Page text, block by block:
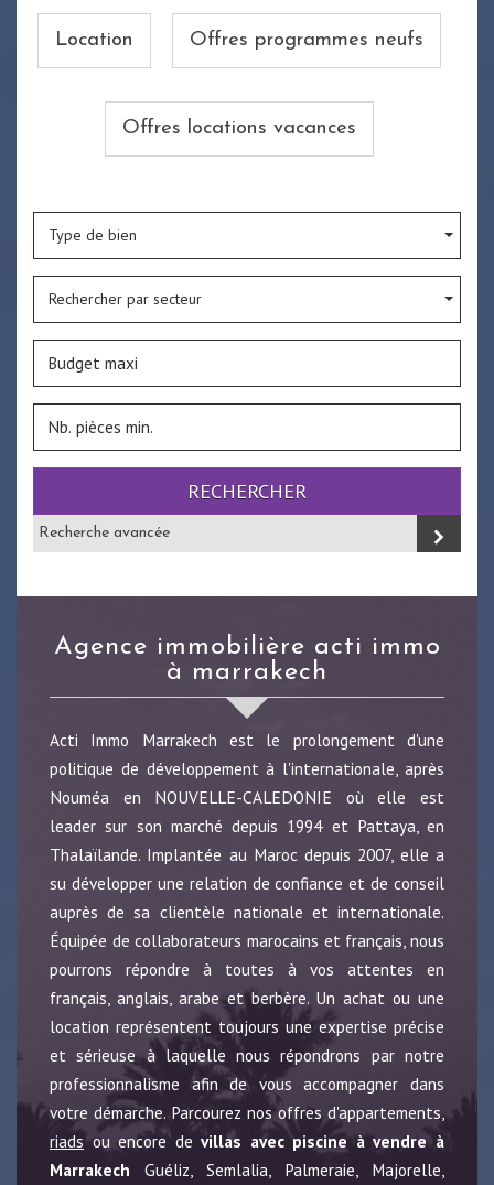
Location Offres programmes neufs
Offres locations vacances
Type de bien
Rechercher par secteur
RECHERCHER
Recherche avancée
agence immobilière acti immo
à marrakech
Acti Immo Marrakech est le prolongement d'une
politique de développement à l'internationale, après
Nouméa en NOUVELLE-CALEDONIE où elle est
leader sur son marché depuis 1994 et Pattaya, en
Thalaïlande. Implantée au Maroc depuis 2007, elle a
su développer une relation de confiance et de conseil
auprès de sa clientèle nationale et internationale.
Équipée de collaborateurs marocains et français, nous
pourrons répondre à toutes à vos attentes en
français, anglais, arabe et berbère. Un achat ou une
location représentent toujours une expertise précise
et sérieuse à laquelle nous répondrons par notre
professionnalisme afin de vous accompagner dans
votre démarche. Parcourez nos offres d'appartements,
riads ou encore devillas avec piscine à vendre à
Marrakech Guéliz, Semlalia, Palmeraie, Majorelle,